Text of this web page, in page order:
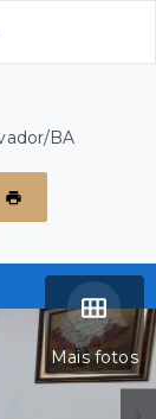
BA
Mais fotos